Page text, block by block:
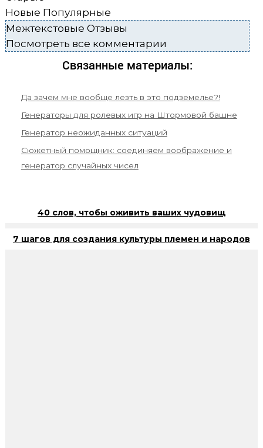
Новые Популярные
Межтекстовые Отзывы
Посмотреть все комментарии
Связанные материалы:
Да зачем мне вообще лезть в это подземелье?!
Генераторы для ролевых игр на Штормовой башне
Генератор неожиданных ситуаций
Сюжетный помощник: соединяем воображение и
генератор случайных чисел
40 слов, чтобы оживить ваших чудовищ
7 шагов для создания культуры племен и народов